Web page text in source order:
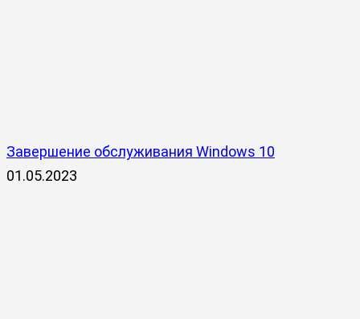
Завершение обслуживания Windows 10
01.05.2023